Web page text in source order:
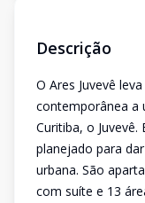
Descrição
O Ares Juvevê
contemporânea a
Curitiba, o
planejado para
urbana. São
com suíte e 13